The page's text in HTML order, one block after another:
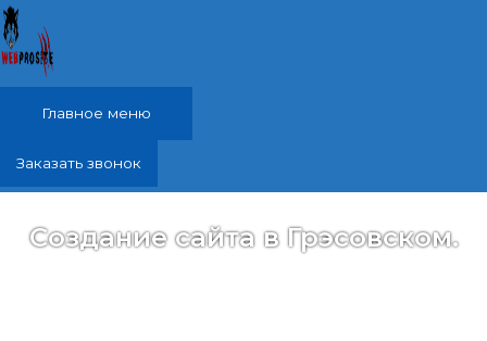
Перейти к содержимому
Главное меню
Заказать звонок
Создание сайта в Грэсовском.